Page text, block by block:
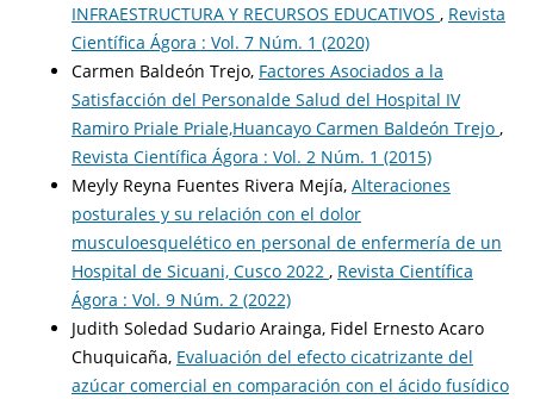
INFRAESTRUCTURA Y RECURSOS EDUCATIVOS , Revista
Científica Ágora : Vol. 7 Núm. 1 (2020)
Carmen Baldeón Trejo, Factores Asociados a la
Satisfacción del Personalde Salud del Hospital IV
Ramiro Priale Priale,Huancayo Carmen Baldeón Trejo ,
Revista Científica Ágora : Vol. 2 Núm. 1 (2015)
Meyly Reyna Fuentes Rivera Mejía, Alteraciones
posturales y su relación con el dolor
musculoesquelético en personal de enfermería de un
Hospital de Sicuani, Cusco 2022 , Revista Científica
Ágora : Vol. 9 Núm. 2 (2022)
Judith Soledad Sudario Arainga, Fidel Ernesto Acaro
Chuquicaña, Evaluación del efecto cicatrizante del
azúcar comercial en comparación con el ácido fusídico